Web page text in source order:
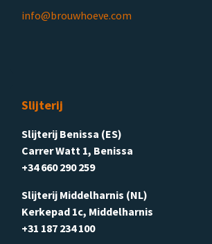
info@brouwhoeve.com
Slijterij
Slijterij Benissa (ES)
Carrer Watt 1, Benissa
+34 660 290 259
Slijterij Middelharnis (NL)
Kerkepad 1c, Middelharnis
+31 187 234 100